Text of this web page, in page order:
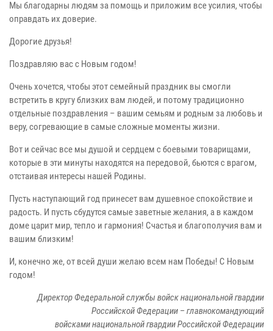
Мы благодарны людям за помощь и приложим все усилия, чтобы
оправдать их доверие.
Дорогие друзья!
Поздравляю вас с Новым годом!
Очень хочется, чтобы этот семейный праздник вы смогли
встретить в кругу близких вам людей, и потому традиционно
отдельные поздравления – вашим семьям и родным за любовь и
веру, согревающие в самые сложные моменты жизни.
Вот и сейчас все мы душой и сердцем с боевыми товарищами,
которые в эти минуты находятся на передовой, бьются с врагом,
отстаивая интересы нашей Родины.
Пусть наступающий год принесет вам душевное спокойствие и
радость. И пусть сбудутся самые заветные желания, а в каждом
доме царит мир, тепло и гармония! Счастья и благополучия вам и
вашим близким!
И, конечно же, от всей души желаю всем нам Победы! С Новым
годом!
Директор Федеральной службы войск национальной гвардии
Российской Федерации – главнокомандующий
войсками национальной гвардии Российской Федерации